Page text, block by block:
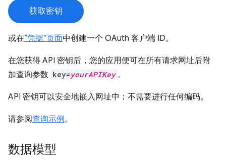
获取密钥
或在“凭据”页面中创建一个 OAuth 客户端 ID。
在您获得 API 密钥后，您的应用便可在所有请求网址后附
加查询参数 key=yourAPIKey 。
API 密钥可以安全地嵌入网址中；不需要进行任何编码。
请参阅查询示例。
数据模型